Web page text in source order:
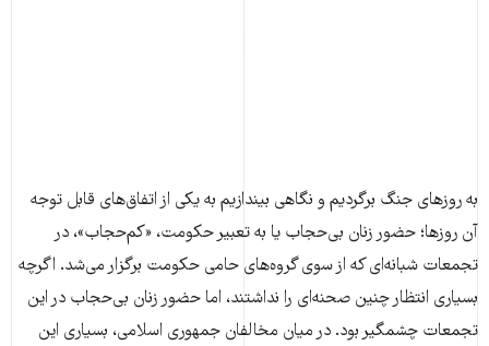
به روزهای جنگ برگردیم و نگاهی بیندازیم به یکی از اتفاق‌های قابل توجه
آن روزها؛ حضور زنان بی‌حجاب یا به تعبیر حکومت، «کم‌حجاب»، در
تجمعات شبانه‌ای که از سوی گروه‌های حامی حکومت برگزار می‌شد. اگرچه
بسیاری انتظار چنین صحنه‌ای را نداشتند، اما حضور زنان بی‌حجاب در این
تجمعات چشمگیر بود. در میان مخالفان جمهوری اسلامی، بسیاری این